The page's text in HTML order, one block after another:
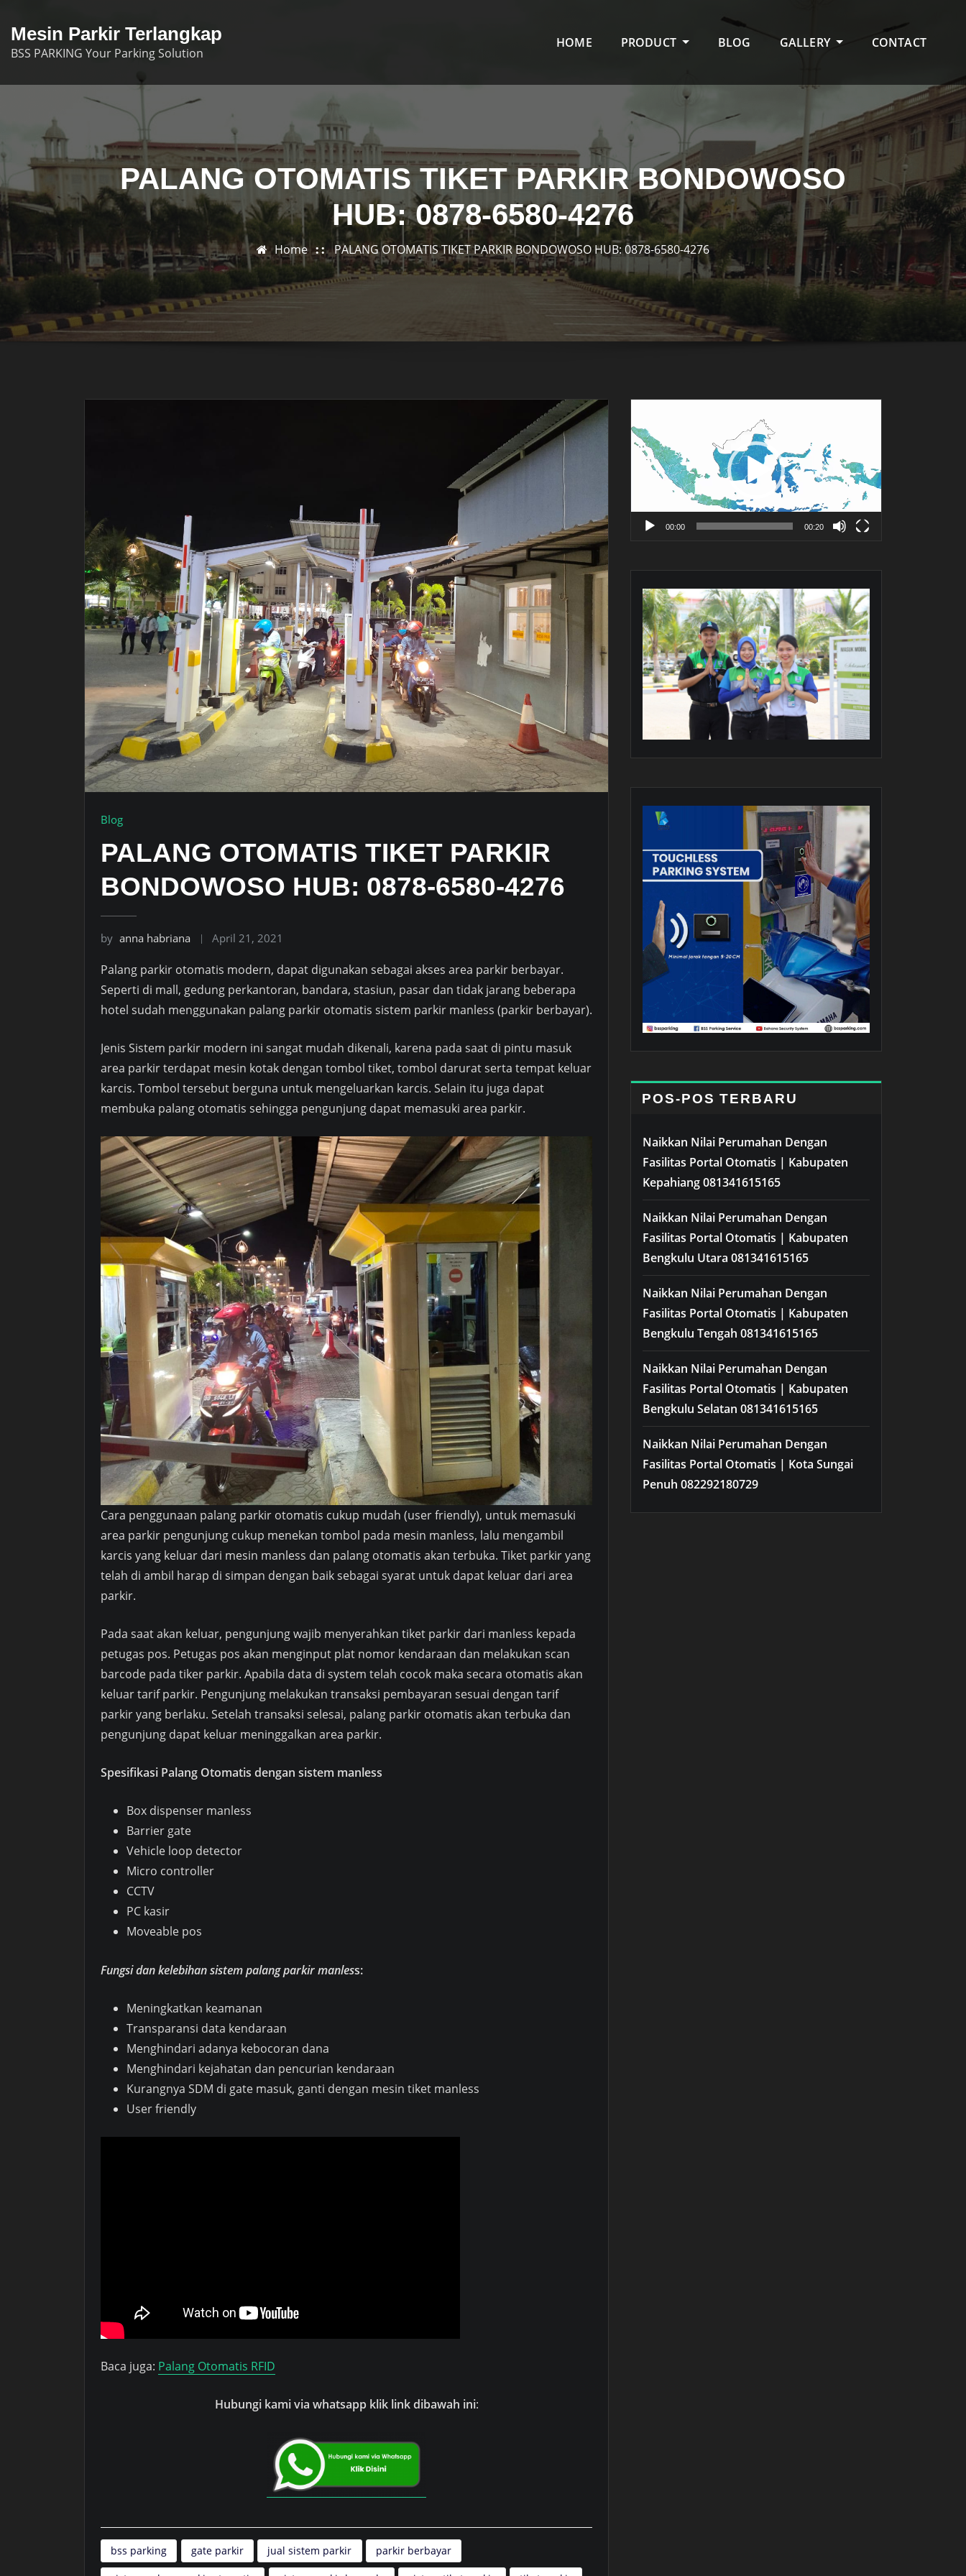
content
Mesin Parkir Terlangkap
BSS PARKING Your Parking Solution
HOME PRODUCT BLOG GALLERY CONTACT
PALANG OTOMATIS TIKET PARKIR BONDOWOSO
HUB: 0878-6580-4276
Home PALANG OTOMATIS TIKET PARKIR BONDOWOSO HUB: 0878-6580-4276
Blog
PALANG OTOMATIS TIKET PARKIR
BONDOWOSO HUB: 0878-6580-4276
by anna habriana April 21, 2021
Palang parkir otomatis modern, dapat digunakan sebagai akses area parkir berbayar.
Seperti di mall, gedung perkantoran, bandara, stasiun, pasar dan tidak jarang beberapa
hotel sudah menggunakan palang parkir otomatis sistem parkir manless (parkir berbayar).
Jenis Sistem parkir modern ini sangat mudah dikenali, karena pada saat di pintu masuk
area parkir terdapat mesin kotak dengan tombol tiket, tombol darurat serta tempat keluar
karcis. Tombol tersebut berguna untuk mengeluarkan karcis. Selain itu juga dapat
membuka palang otomatis sehingga pengunjung dapat memasuki area parkir.
Cara penggunaan palang parkir otomatis cukup mudah (user friendly), untuk memasuki
area parkir pengunjung cukup menekan tombol pada mesin manless, lalu mengambil
karcis yang keluar dari mesin manless dan palang otomatis akan terbuka. Tiket parkir yang
telah di ambil harap di simpan dengan baik sebagai syarat untuk dapat keluar dari area
parkir.
Pada saat akan keluar, pengunjung wajib menyerahkan tiket parkir dari manless kepada
petugas pos. Petugas pos akan menginput plat nomor kendaraan dan melakukan scan
barcode pada tiker parkir. Apabila data di system telah cocok maka secara otomatis akan
keluar tarif parkir. Pengunjung melakukan transaksi pembayaran sesuai dengan tarif
parkir yang berlaku. Setelah transaksi selesai, palang parkir otomatis akan terbuka dan
pengunjung dapat keluar meninggalkan area parkir.
Spesifikasi Palang Otomatis dengan sistem manless
Box dispenser manless
Barrier gate
Vehicle loop detector
Micro controller
CCTV
PC kasir
Moveable pos
Fungsi dan kelebihan sistem palang parkir manless:
Meningkatkan keamanan
Transparansi data kendaraan
Menghindari adanya kebocoran dana
Menghindari kejahatan dan pencurian kendaraan
Kurangnya SDM di gate masuk, ganti dengan mesin tiket manless
User friendly
Baca juga: Palang Otomatis RFID
Hubungi kami via whatsapp klik link dibawah ini:
bss parking gate parkir jual sistem parkir parkir berbayar
Video
00:00 00:20
POS-POS TERBARU
Naikkan Nilai Perumahan Dengan
Fasilitas Portal Otomatis | Kabupaten
Kepahiang 081341615165
Naikkan Nilai Perumahan Dengan
Fasilitas Portal Otomatis | Kabupaten
Bengkulu Utara 081341615165
Naikkan Nilai Perumahan Dengan
Fasilitas Portal Otomatis | Kabupaten
Bengkulu Tengah 081341615165
Naikkan Nilai Perumahan Dengan
Fasilitas Portal Otomatis | Kabupaten
Bengkulu Selatan 081341615165
Naikkan Nilai Perumahan Dengan
Fasilitas Portal Otomatis | Kota Sungai
Penuh 082292180729